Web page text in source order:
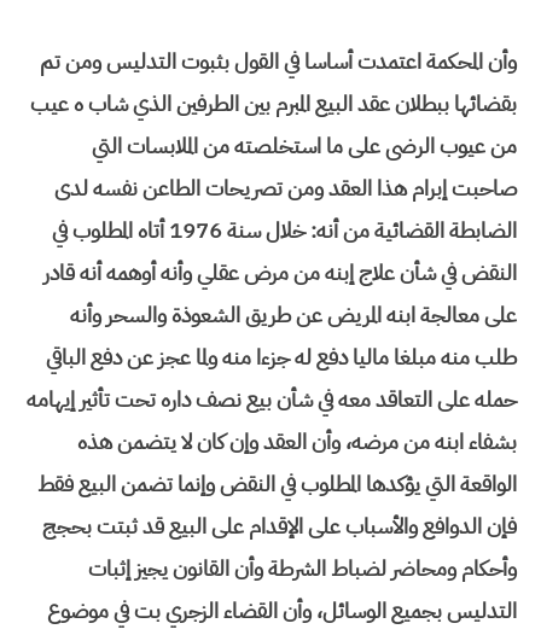
وأن المحكمة اعتمدت أساسا في القول بثبوت التدليس ومن تم
بقضائها ببطلان عقد البيع المبرم بين الطرفين الذي شاب ه عيب
من عيوب الرضى على ما استخلصته من الملابسات التي
صاحبت إبرام هذا العقد ومن تصريحات الطاعن نفسه لدى
الضابطة القضائية من أنه: خلال سنة 1976 أتاه المطلوب في
النقض في شأن علاج إبنه من مرض عقلي وأنه أوهمه أنه قادر
على معالجة ابنه المريض عن طريق الشعوذة والسحر وأنه
طلب منه مبلغا ماليا دفع له جزءا منه ولما عجز عن دفع الباقي
حمله على التعاقد معه في شأن بيع نصف داره تحت تأثير إيهامه
بشفاء ابنه من مرضه، وأن العقد وإن كان لا يتضمن هذه
الواقعة التي يؤكدها المطلوب في النقض وإنما تضمن البيع فقط
فإن الدوافع والأسباب على الإقدام على البيع قد ثبتت بحجج
وأحكام ومحاضر لضباط الشرطة وأن القانون يجيز إثبات
التدليس بجميع الوسائل، وأن القضاء الزجري بت في موضوع